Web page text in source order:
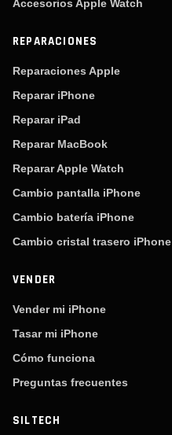
Accesorios Apple Watch
REPARACIONES
Reparaciones Apple
Reparar iPhone
Reparar iPad
Reparar MacBook
Reparar Apple Watch
Cambio pantalla iPhone
Cambio batería iPhone
Cambio cristal trasero iPhone
VENDER
Vender mi iPhone
Tasar mi iPhone
Cómo funciona
Preguntas frecuentes
SILTECH